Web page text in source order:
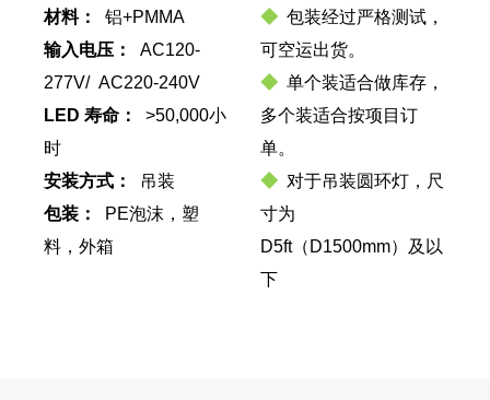
材料：
铝+PMMA
输入电压：
AC120-
277V/ AC220-240V
LED 寿命：
>50,000小
时
安装方式：
吊装
包装：
PE泡沫，塑
料，外箱
◆包装经过严格测试，
可空运出货。
◆单个装适合做库存，
多个装适合按项目订
单。
◆对于吊装圆环灯，尺
寸为
D5ft（D1500mm）及以
下